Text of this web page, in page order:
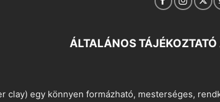
ÁLTALÁNOS
clay) egy könnyen formázható, mesterséges,